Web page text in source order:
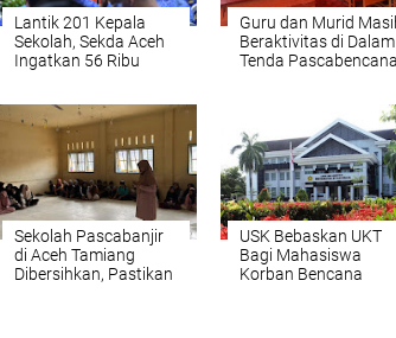
Lantik 201 Kepala
Sekolah, Sekda Aceh
Ingatkan 56 Ribu
Guru dan Murid
Beraktivitas di Dalam
Tenda Pascabencana
Sekolah Pascabanjir
di Aceh Tamiang
Dibersihkan, Pastikan
USK Bebaskan UKT
Bagi Mahasiswa
Korban Bencana